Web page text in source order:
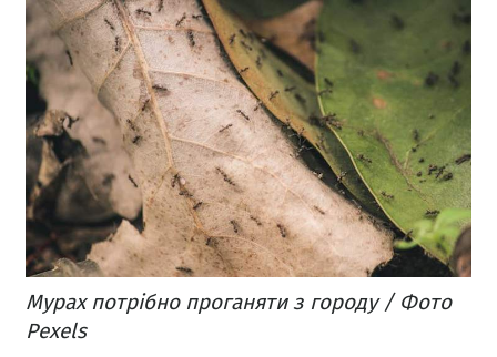
Мурах потрібно проганяти з городу / Фото
Pexels